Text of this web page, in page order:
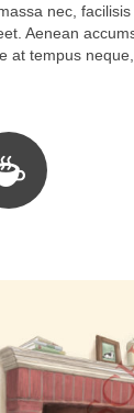
nec,
Aenean
at tempus